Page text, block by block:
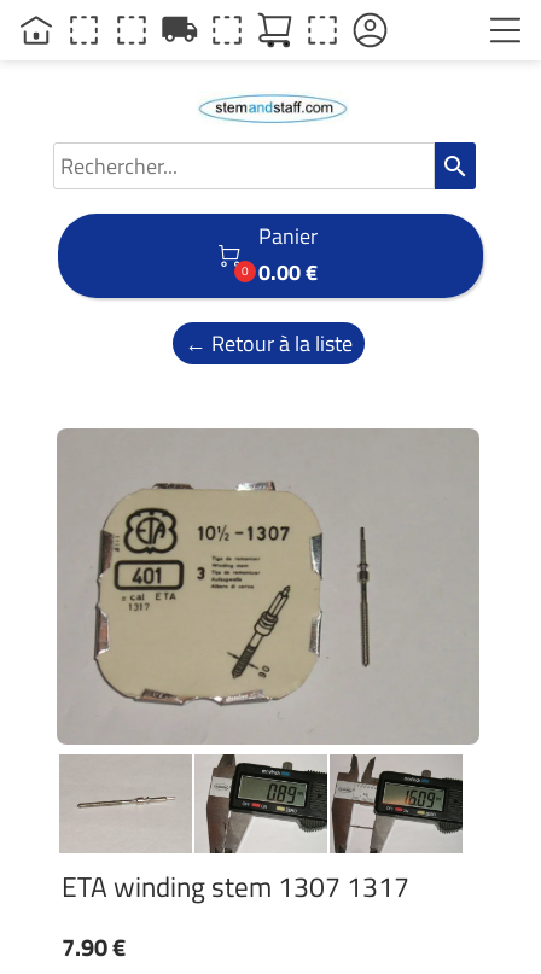
search

0
Panier
0.00 €
← Retour à la liste
ETA winding stem 1307 1317
7.90 €
local_shipping